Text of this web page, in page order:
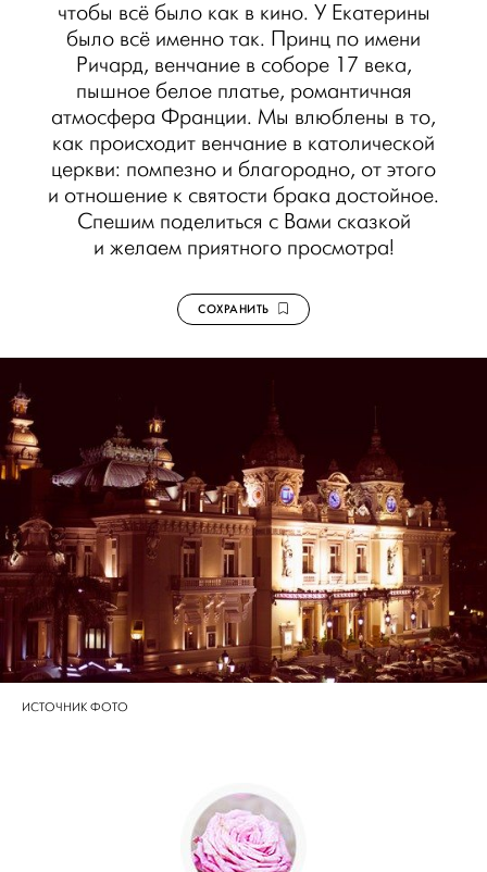
чтобы всё было как в кино. У Екатерины
было всё именно так. Принц по имени
Ричард, венчание в соборе 17 века,
пышное белое платье, романтичная
атмосфера Франции. Мы влюблены в то,
как происходит венчание в католической
церкви: помпезно и благородно, от этого
и отношение к святости брака достойное.
Спешим поделиться с Вами сказкой
и желаем приятного просмотра!
СОХРАНИТЬ
ИСТОЧНИК ФОТО